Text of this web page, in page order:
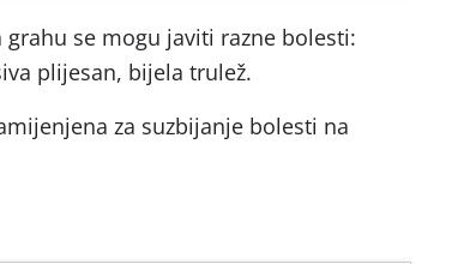
se mogu javiti razne bolesti:
plijesan, bijela trulež.
za suzbijanje bolesti na